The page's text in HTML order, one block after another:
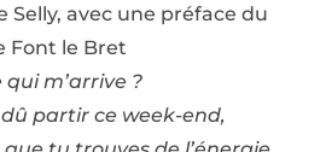
Selly, avec une préface du
Font le Bret
qui m’arrive ?
dû partir ce week-end,